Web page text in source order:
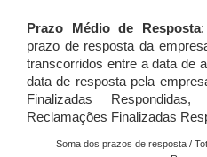
Prazo Médio de Resposta
prazo de resposta da
transcorridos entre a data de
data de resposta pela
Finalizadas
Reclamações Finalizadas
Soma dos prazos de resposta /